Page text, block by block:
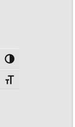
Toggle High Contrast
Toggle Font size